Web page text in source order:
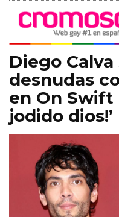
Diego
desnudas
en On Swift
jodido dios!’